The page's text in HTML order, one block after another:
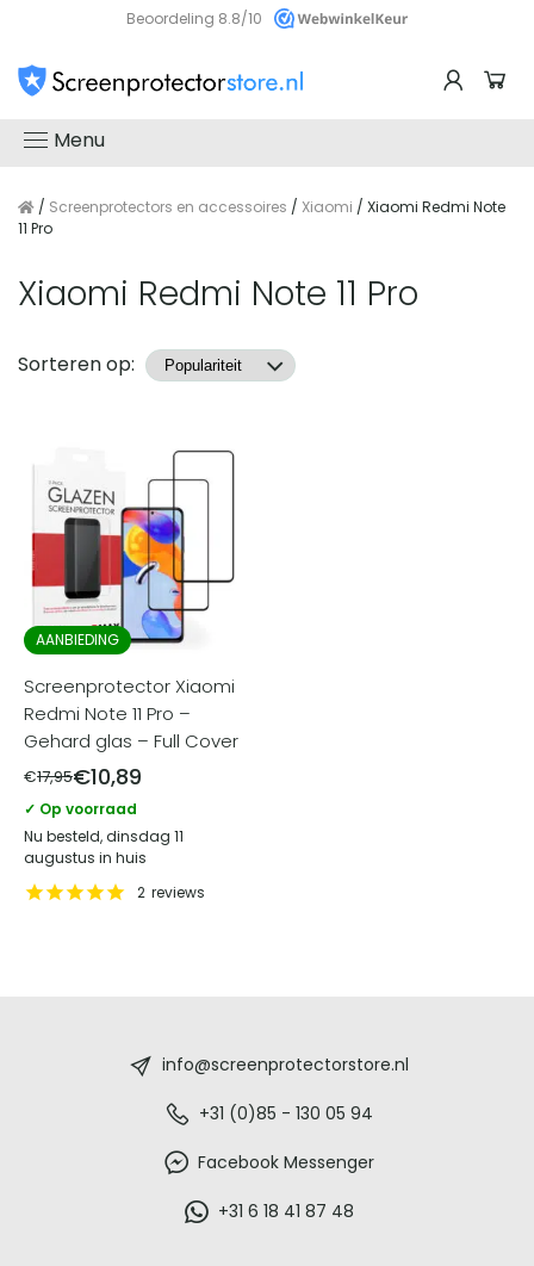
Beoordeling 8.8/10
Menu
/ Screenprotectors en accessoires / Xiaomi / Xiaomi Redmi Note
11 Pro
Xiaomi Redmi Note 11 Pro
Producten
Sorteren op:
AANBIEDING
Screenprotector Xiaomi
Redmi Note 11 Pro –
Gehard glas – Full Cover
€17,95€10,89
✓ Op voorraad
Nu besteld, dinsdag 11
augustus in huis
2 reviews
info@screenprotectorstore.nl
+31 (0)85 - 130 05 94
Facebook Messenger
+31 6 18 41 87 48